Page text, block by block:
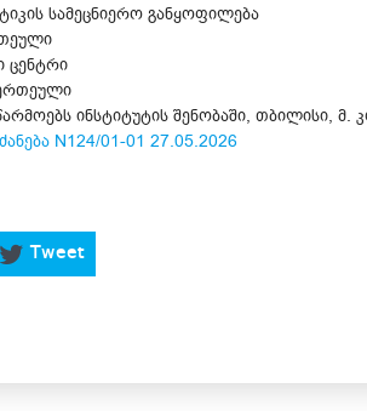
სამეცნიერო განყოფილება
ცენტრი
ინსტიტუტის შენობაში, თბილისი, მ.
N124/01-01 27.05.2026
Tweet